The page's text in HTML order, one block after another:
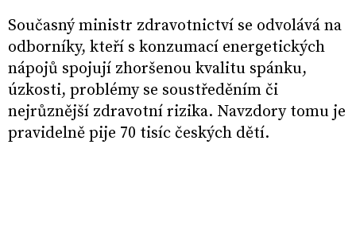
Současný ministr zdravotnictví se odvolává na
odborníky, kteří s konzumací energetických
nápojů spojují zhoršenou kvalitu spánku,
úzkosti, problémy se soustředěním či
nejrůznější zdravotní rizika. Navzdory tomu je
pravidelně pije 70 tisíc českých dětí.